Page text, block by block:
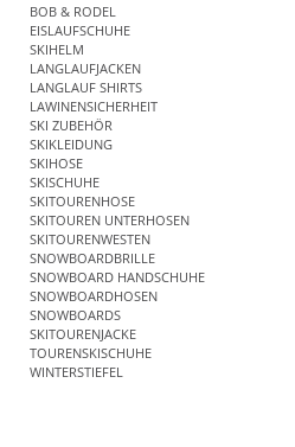
BOB & RODEL
EISLAUFSCHUHE
SKIHELM
LANGLAUFJACKEN
LANGLAUF SHIRTS
LAWINENSICHERHEIT
SKI ZUBEHÖR
SKIKLEIDUNG
SKIHOSE
SKISCHUHE
SKITOURENHOSE
SKITOUREN UNTERHOSEN
SKITOURENWESTEN
SNOWBOARDBRILLE
SNOWBOARD HANDSCHUHE
SNOWBOARDHOSEN
SNOWBOARDS
SKITOURENJACKE
TOURENSKISCHUHE
WINTERSTIEFEL